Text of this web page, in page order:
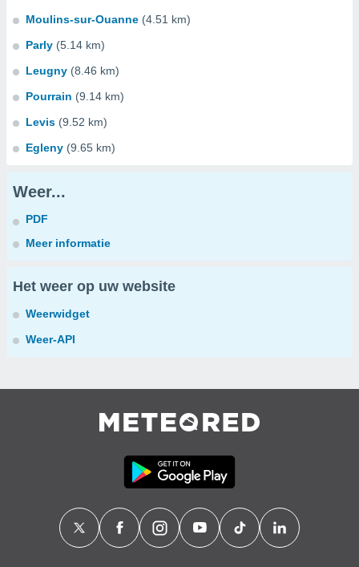
Moulins-sur-Ouanne (4.51 km)
Parly (5.14 km)
Leugny (8.46 km)
Pourrain (9.14 km)
Levis (9.52 km)
Egleny (9.65 km)
Weer...
PDF
Meer informatie
Het weer op uw website
Weerwidget
Weer-API